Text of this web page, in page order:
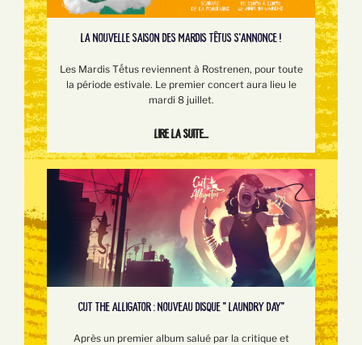
LA NOUVELLE SAISON DES MARDIS TÊTUS S'ANNONCE !
Les Mardis Tếtus reviennent à Rostrenen, pour toute
la période estivale. Le premier concert aura lieu le
mardi 8 juillet.
Lire la suite...
CUT THE ALLIGATOR : NOUVEAU DISQUE " LAUNDRY DAY"
Après un premier album salué par la critique et